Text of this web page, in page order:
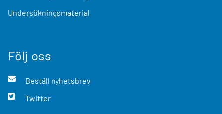
Undersökningsmaterial
Följ oss
Beställ nyhetsbrev
Twitter